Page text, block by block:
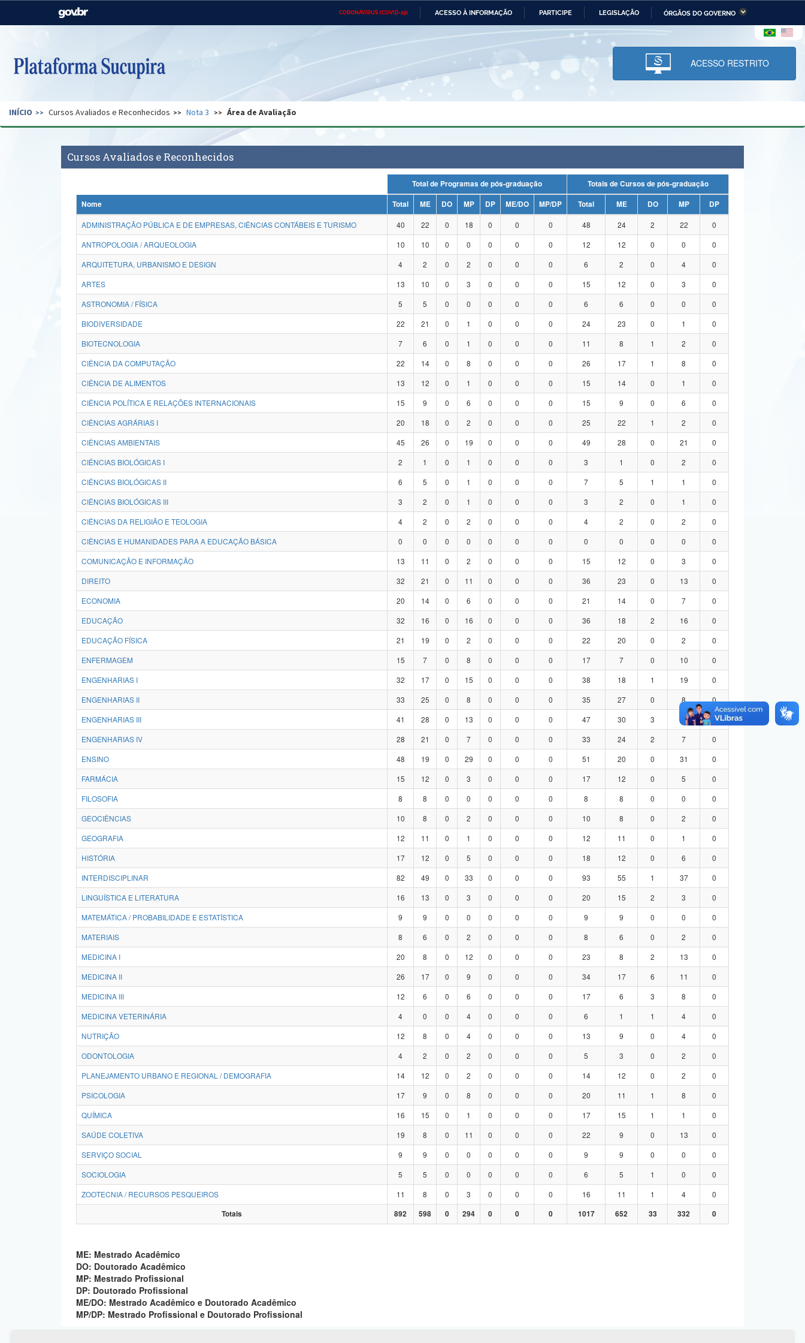
CORONAVÍRUS (COVID-19) ACESSO À INFORMAÇÃO PARTICIPE LEGISLAÇÃO ÓRGÃOS DO GOVERNO
Casa Civil Ministério das Relações Ministério da Economia Ministério da Infraestrutura
Pecuária e Abastecimento
Ministério da Ciência,
Tecnologia, Inovações e
Comunicações
Ministério do Desenvolvimento
Regional e dos Direitos Humanos
Secretaria de Governo Gabinete de Segurança Advocacia-Geral da União Banco Central do Brasil Planalto
ACESSO RESTRITO
INÍCIO Cursos Avaliados e Reconhecidos Nota 3 Área de Avaliação
Cursos Avaliados e Reconhecidos
Total de Programas de pós-graduação
Totais de Cursos de pós-graduação
Nome
Total ME DO MP DP ME/DO MP/DP Total ME DO MP
DP
ADMINISTRAÇÃO PÚBLICA E DE EMPRESAS, CIÊNCIAS CONTÁBEIS E TURISMO
40 22 0 18 0 0 0 48 24 2 22
0
ANTROPOLOGIA / ARQUEOLOGIA
10 10 0 0 0 0 0 12 12 0 0
0
ARQUITETURA, URBANISMO E DESIGN
4 2 0 2 0 0 0 6 2 0 4
0
ARTES
13 10 0 3 0 0 0 15 12 0 3
0
ASTRONOMIA / FÍSICA
5 5 0 0 0 0 0 6 6 0 0
0
BIODIVERSIDADE
22 21 0 1 0 0 0 24 23 0 1
0
BIOTECNOLOGIA
7 6 0 1 0 0 0 11 8 1 2
0
CIÊNCIA DA COMPUTAÇÃO
22 14 0 8 0 0 0 26 17 1 8
0
CIÊNCIA DE ALIMENTOS
13 12 0 1 0 0 0 15 14 0 1
0
CIÊNCIA POLÍTICA E RELAÇÕES INTERNACIONAIS
15 9 0 6 0 0 0 15 9 0 6
0
CIÊNCIAS AGRÁRIAS I
20 18 0 2 0 0 0 25 22 1 2
0
CIÊNCIAS AMBIENTAIS
45 26 0 19 0 0 0 49 28 0 21
0
CIÊNCIAS BIOLÓGICAS I
2 1 0 1 0 0 0 3 1 0 2
0
CIÊNCIAS BIOLÓGICAS II
6 5 0 1 0 0 0 7 5 1 1
0
CIÊNCIAS BIOLÓGICAS III
3 2 0 1 0 0 0 3 2 0 1
0
CIÊNCIAS DA RELIGIÃO E TEOLOGIA
4 2 0 2 0 0 0 4 2 0 2
0
CIÊNCIAS E HUMANIDADES PARA A EDUCAÇÃO BÁSICA
0 0 0 0 0 0 0 0 0 0 0
0
COMUNICAÇÃO E INFORMAÇÃO
13 11 0 2 0 0 0 15 12 0 3
0
DIREITO
32 21 0 11 0 0 0 36 23 0 13
0
ECONOMIA
20 14 0 6 0 0 0 21 14 0 7
0
EDUCAÇÃO
32 16 0 16 0 0 0 36 18 2 16
0
EDUCAÇÃO FÍSICA
21 19 0 2 0 0 0 22 20 0 2
0
ENFERMAGEM
15 7 0 8 0 0 0 17 7 0 10
0
ENGENHARIAS I
32 17 0 15 0 0 0 38 18 1 19
0
ENGENHARIAS II
33 25 0 8 0 0 0 35 27 0 8
0
ENGENHARIAS III
41 28 0 13 0 0 0 47 30 3 14
0
ENGENHARIAS IV
28 21 0 7 0 0 0 33 24 2 7
0
ENSINO
48 19 0 29 0 0 0 51 20 0 31
0
FARMÁCIA
15 12 0 3 0 0 0 17 12 0 5
0
FILOSOFIA
8 8 0 0 0 0 0 8 8 0 0
0
GEOCIÊNCIAS
10 8 0 2 0 0 0 10 8 0 2
0
GEOGRAFIA
12 11 0 1 0 0 0 12 11 0 1
0
HISTÓRIA
17 12 0 5 0 0 0 18 12 0 6
0
INTERDISCIPLINAR
82 49 0 33 0 0 0 93 55 1 37
0
LINGUÍSTICA E LITERATURA
16 13 0 3 0 0 0 20 15 2 3
0
MATEMÁTICA / PROBABILIDADE E ESTATÍSTICA
9 9 0 0 0 0 0 9 9 0 0
0
MATERIAIS
8 6 0 2 0 0 0 8 6 0 2
0
MEDICINA I
20 8 0 12 0 0 0 23 8 2 13
0
MEDICINA II
26 17 0 9 0 0 0 34 17 6 11
0
MEDICINA III
12 6 0 6 0 0 0 17 6 3 8
0
MEDICINA VETERINÁRIA
4 0 0 4 0 0 0 6 1 1 4
0
NUTRIÇÃO
12 8 0 4 0 0 0 13 9 0 4
0
ODONTOLOGIA
4 2 0 2 0 0 0 5 3 0 2
0
PLANEJAMENTO URBANO E REGIONAL / DEMOGRAFIA
14 12 0 2 0 0 0 14 12 0 2
0
PSICOLOGIA
17 9 0 8 0 0 0 20 11 1 8
0
QUÍMICA
16 15 0 1 0 0 0 17 15 1 1
0
SAÚDE COLETIVA
19 8 0 11 0 0 0 22 9 0 13
0
SERVIÇO SOCIAL
9 9 0 0 0 0 0 9 9 0 0
0
SOCIOLOGIA
5 5 0 0 0 0 0 6 5 1 0
0
ZOOTECNIA / RECURSOS PESQUEIROS
11 8 0 3 0 0 0 16 11 1 4
0
Totais
892 598 0 294 0 0 0 1017 652 33 332 0
ME: Mestrado Acadêmico
DO: Doutorado Acadêmico
MP: Mestrado Profissional
DP: Doutorado Profissional
ME/DO: Mestrado Acadêmico e Doutorado Acadêmico
MP/DP: Mestrado Profissional e Doutorado Profissional